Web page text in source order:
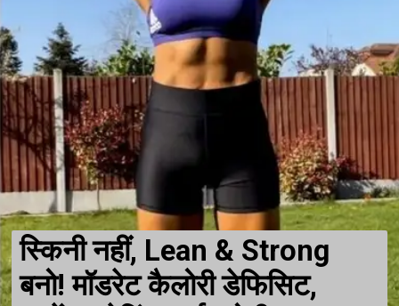
स्किनी नहीं, Lean & Strong
बनो! मॉडरेट कैलोरी डेफिसिट,